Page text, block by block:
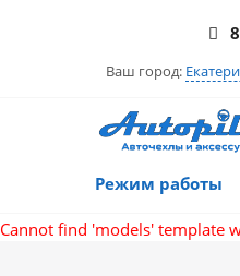
Ваш город:
Режим работы
Cannot find 'models' template